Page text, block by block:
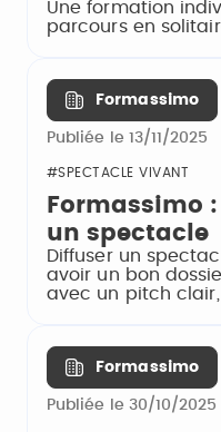
Une formation
parcours en
Formassimo
Publiée le 13/11/2025
#SPECTACLE VIVANT
Formassimo
un spectacle
Diffuser un
avoir un bon
avec un pitch
Formassimo
Publiée le 30/10/2025